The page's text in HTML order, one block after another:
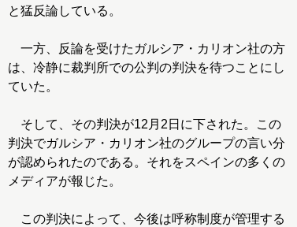
と猛反論している。
一方、反論を受けたガルシア・カリオン社の方
は、冷静に裁判所での公判の判決を待つことにし
ていた。
そして、その判決が12月2日に下された。この
判決でガルシア・カリオン社のグループの言い分
が認められたのである。それをスペインの多くの
メディアが報じた。
この判決によって、今後は呼称制度が管理する